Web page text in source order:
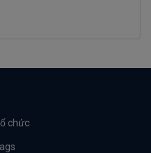
chức